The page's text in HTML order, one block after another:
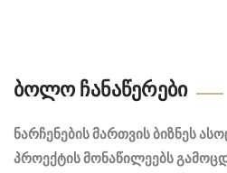
Ბოლო Ჩანაწერები
ნარჩენების მართვის ბიზნეს
პროექტის მონაწილეებს